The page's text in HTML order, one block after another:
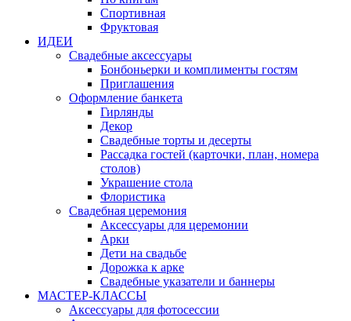
Спортивная
Фруктовая
ИДЕИ
Свадебные аксессуары
Бонбоньерки и комплименты гостям
Приглашения
Оформление банкета
Гирлянды
Декор
Свадебные торты и десерты
Рассадка гостей (карточки, план, номера
столов)
Украшение стола
Флористика
Свадебная церемония
Аксессуары для церемонии
Арки
Дети на свадьбе
Дорожка к арке
Свадебные указатели и баннеры
МАСТЕР-КЛАССЫ
Аксессуары для фотосессии